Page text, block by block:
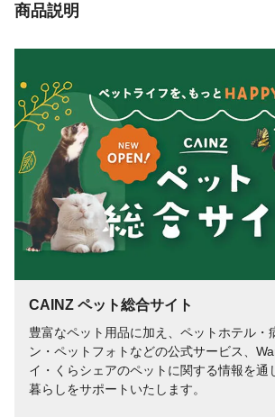
商品説明
CAINZ ペット総合サイト
豊富なペット用品に加え、ペットホテル・
ン・ペットフォトなどの公式サービス、
イ・くらシェアのペットに関する情報を通
暮らしをサポートいたします。